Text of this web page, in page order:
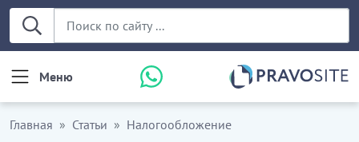
Меню
Главная Статьи Налогообложение